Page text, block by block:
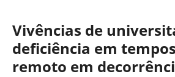
Vivências de
deficiência em
remoto em